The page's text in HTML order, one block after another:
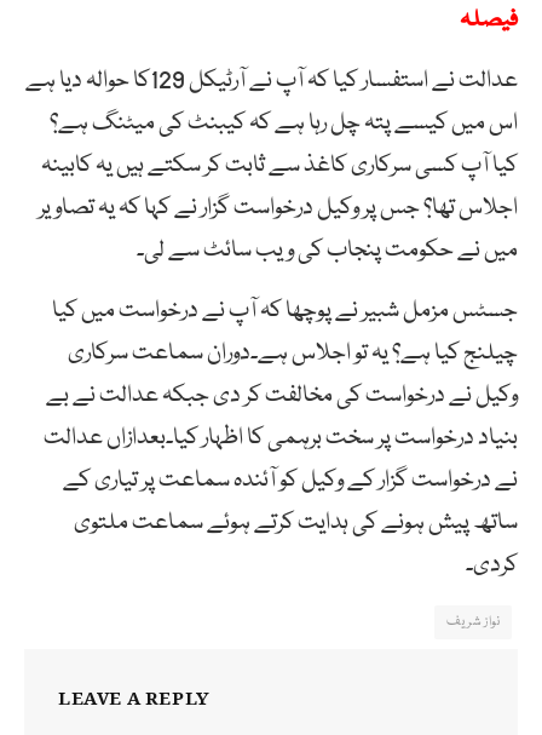
فیصلہ
عدالت نے استفسار کیا کہ آپ نے آرٹیکل 129کا حوالہ دیا ہے
اس میں کیسے پتہ چل رہا ہے کہ کیبنٹ کی میٹنگ ہے؟
کیا آپ کسی سرکاری کاغذ سے ثابت کر سکتے ہیں یہ کابینہ
اجلاس تھا؟ جس پر وکیل درخواست گزار نے کہا کہ یہ تصاویر
میں نے حکومت پنجاب کی ویب سائٹ سے لی۔
جسٹس مزمل شبیر نے پوچھا کہ آپ نے درخواست میں کیا
چیلنج کیا ہے؟ یہ تو اجلاس ہے۔دوران سماعت سرکاری
وکیل نے درخواست کی مخالفت کر دی جبکہ عدالت نے بے
بنیاد درخواست پر سخت برہمی کا اظہار کیا۔بعدازاں عدالت
نے درخواست گزار کے وکیل کو آئندہ سماعت پر تیاری کے
ساتھ پیش ہونے کی ہدایت کرتے ہوئے سماعت ملتوی
کردی۔
نواز شریف
LEAVE A REPLY